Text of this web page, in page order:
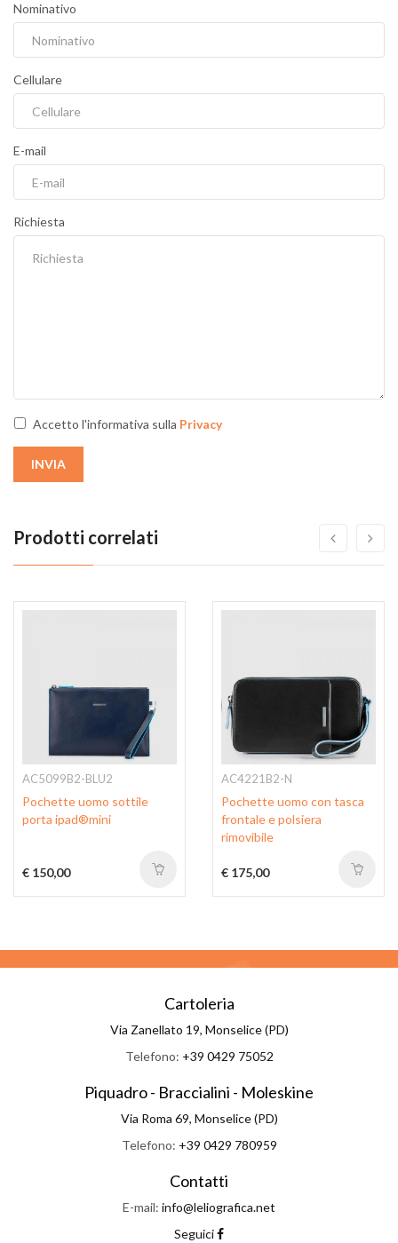
Nominativo
Cellulare
E-mail
Richiesta
Accetto l'informativa sulla Privacy
INVIA
Prodotti correlati
AC5099B2-BLU2
Pochette uomo sottile
porta ipad®mini
€ 150,00
AC4221B2-N
Pochette uomo con tasca
frontale e polsiera
rimovibile
€ 175,00
Cartoleria
Via Zanellato 19, Monselice (PD)
Telefono: +39 0429 75052
Piquadro - Braccialini - Moleskine
Via Roma 69, Monselice (PD)
Telefono: +39 0429 780959
Contatti
E-mail: info@leliografica.net
Seguici